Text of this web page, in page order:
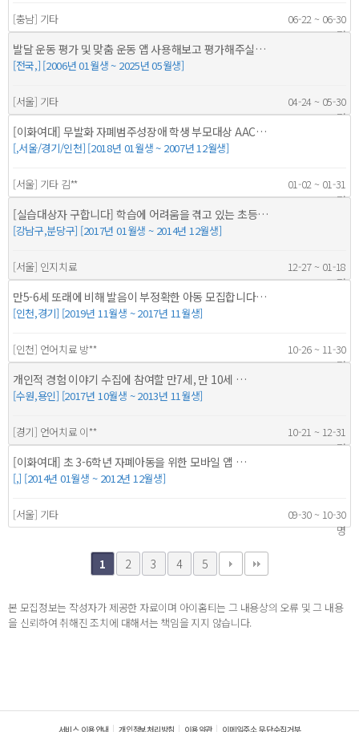
[충남] 기타
06-22 ~ 06-30
5명
발달 운동 평가 및 맞춤 운동 앱 사용해보고 평가해주실…
[전국,] [2006년 01월생 ~ 2025년 05월생]
[서울] 기타
04-24 ~ 05-30
100명
[이화여대] 무발화 자폐범주성장애 학생 부모대상 AAC…
[,서울/경기/인천] [2018년 01월생 ~ 2007년 12월생]
[서울] 기타 김**
01-02 ~ 01-31
3명
[실습대상자 구합니다] 학습에 어려움을 겪고 있는 초등…
[강남구,분당구] [2017년 01월생 ~ 2014년 12월생]
[서울] 인지치료
12-27 ~ 01-18
1명
만5-6세 또래에 비해 발음이 부정확한 아동 모집합니다…
[인천,경기] [2019년 11월생 ~ 2017년 11월생]
[인천] 언어치료 방**
10-26 ~ 11-30
20명
개인적 경험 이야기 수집에 참여할 만7세, 만 10세 …
[수원,용인] [2017년 10월생 ~ 2013년 11월생]
[경기] 언어치료 이**
10-21 ~ 12-31
9명
[이화여대] 초 3-6학년 자폐아동을 위한 모바일 앱 …
[,] [2014년 01월생 ~ 2012년 12월생]
[서울] 기타
09-30 ~ 10-30
명
1 2 3 4 5
본 모집정보는 작성자가 제공한 자료이며 아이홈티는 그 내용상의 오류 및 그 내용
을 신뢰하여 취해진 조치에 대해서는 책임을 지지 않습니다.
서비스 이용안내 개인정보처리방침 이용약관 이메일주소 무단수집거부